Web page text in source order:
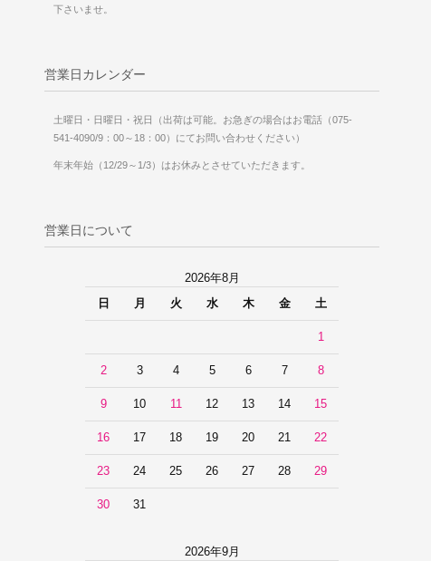
下さいませ。
営業日カレンダー
土曜日・日曜日・祝日（出荷は可能。お急ぎの場合はお電話（075-
541-4090/9：00～18：00）にてお問い合わせください）
年末年始（12/29～1/3）はお休みとさせていただきます。
営業日について
2026年8月
日
月 火 水 木 金 土
1
2 3 4 5 6 7 8
9 10 11 12 13 14 15
16 17 18 19 20 21 22
23 24 25 26 27 28 29
30 31
2026年9月